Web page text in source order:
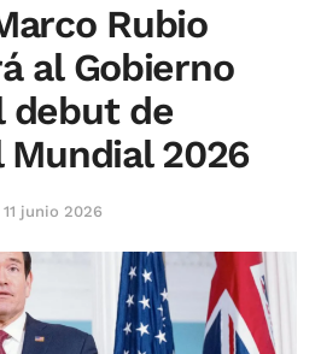
Rubio
al Gobierno
debut de
Mundial 2026
11 junio 2026